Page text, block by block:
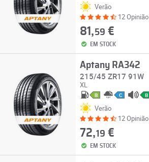
Verão
12 Opinião
81,59 €
EM STOCK
Aptany RA342
215/45 ZR17 91W
XL
B C B
Verão
12 Opinião
72,19 €
EM STOCK